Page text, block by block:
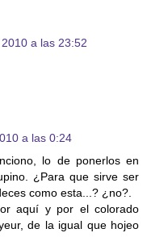
a las 23:52
a las 0:24
lo de ponerlos en
¿Para que sirve ser
como esta...? ¿no?.
aquí y por el colorado
de la igual que hojeo